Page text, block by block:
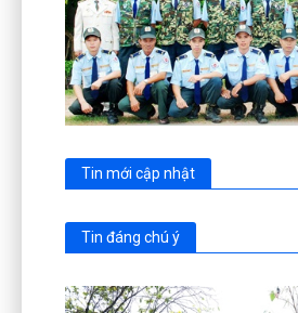
Tin mới cập nhật
Tin đáng chú ý